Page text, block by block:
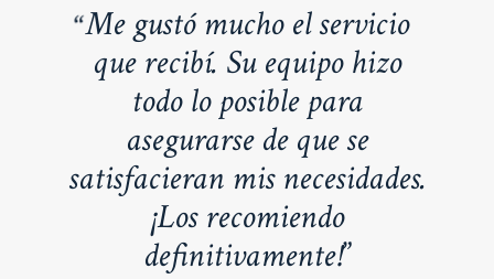
Me gustó mucho el servicio
que recibí. Su equipo hizo
todo lo posible para
asegurarse de que se
satisfacieran mis necesidades.
¡Los recomiendo
definitivamente!